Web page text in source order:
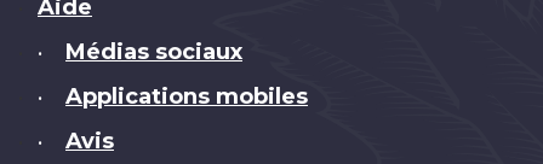
Brand
Aide
• Médias sociaux
• Applications mobiles
• Avis